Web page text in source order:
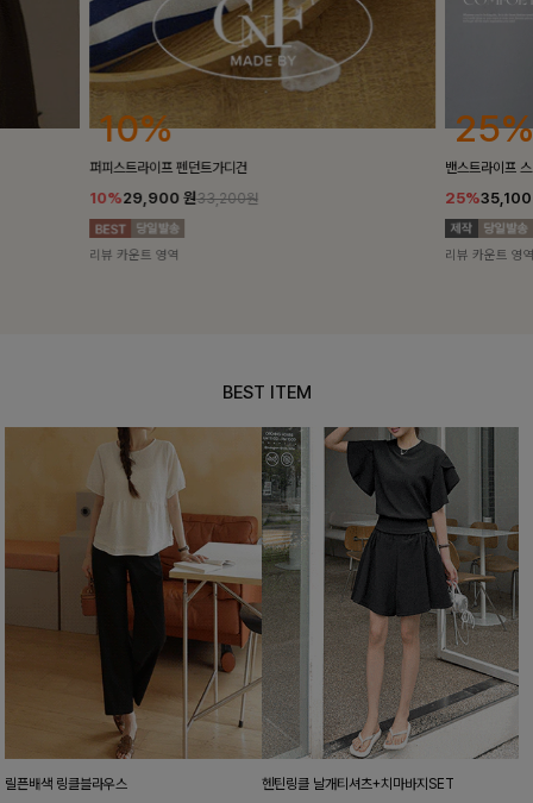
25%
밴스트라이프 스트링원피스
25%35,100원46,800원
리뷰 카운트 영역
10%
[5천장돌파/
10%
리뷰 카운트 영
BEST ITEM
릴픈배색 링클블라우스 헨틴링클 날개티셔츠+치마바지SET